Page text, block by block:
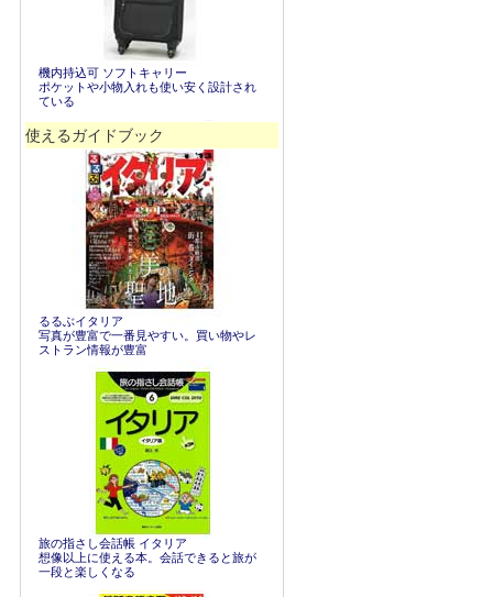
機内持込可 ソフトキャリー
ポケットや小物入れも使い安く設計され
ている
使えるガイドブック
るるぶイタリア
写真が豊富で一番見やすい。買い物やレ
ストラン情報が豊富
旅の指さし会話帳 イタリア
想像以上に使える本。会話できると旅が
一段と楽しくなる